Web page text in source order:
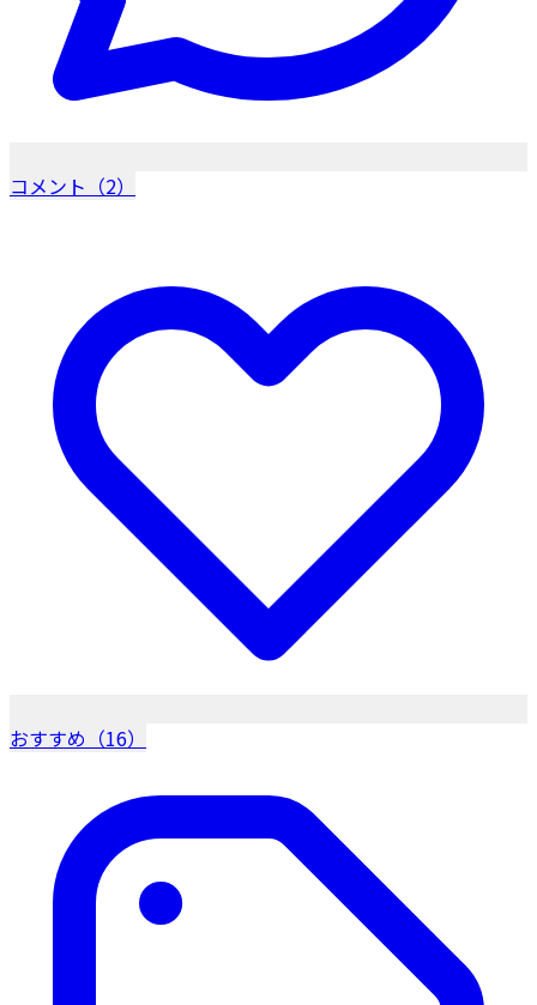
コメント（2）
おすすめ（16）